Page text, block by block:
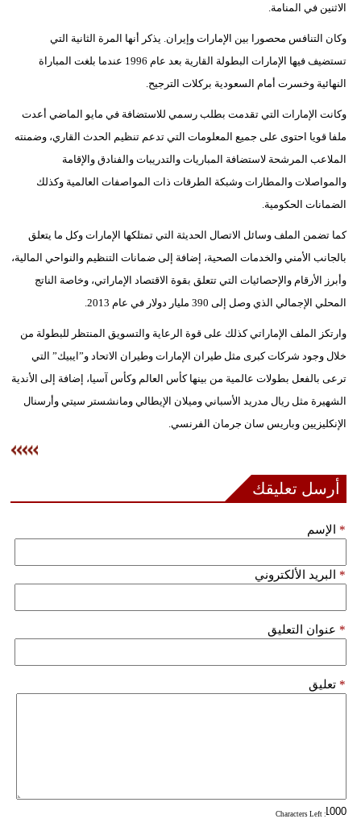
فيديو
الاثنين في المنامة.
وكان التنافس محصورا بين الإمارات وإيران. يذكر أنها المرة الثانية التي
تستضيف فيها الإمارات البطولة القارية بعد عام 1996 عندما بلغت المباراة
النهائية وخسرت أمام السعودية بركلات الترجيح.
وكانت الإمارات التي تقدمت بطلب رسمي للاستضافة في مايو الماضي أعدت
ملفا قويا احتوى على جميع المعلومات التي تدعم تنظيم الحدث القاري، وضمنته
الملاعب المرشحة لاستضافة المباريات والتدريبات والفنادق والإقامة
والمواصلات والمطارات وشبكة الطرقات ذات المواصفات العالمية وكذلك
الضمانات الحكومية.
كما تضمن الملف وسائل الاتصال الحديثة التي تمتلكها الإمارات وكل ما يتعلق
بالجانب الأمني والخدمات الصحية، إضافة إلى ضمانات التنظيم والنواحي المالية،
وأبرز الأرقام والإحصائيات التي تتعلق بقوة الاقتصاد الإماراتي، وخاصة الناتج
المحلي الإجمالي الذي وصل إلى 390 مليار دولار في عام 2013.
وارتكز الملف الإماراتي كذلك على قوة الرعاية والتسويق المنتظر للبطولة من
خلال وجود شركات كبرى مثل طيران الإمارات وطيران الاتحاد و”ايبيك” التي
ترعى بالفعل بطولات عالمية من بينها كأس العالم وكأس آسيا، إضافة إلى الأندية
الشهيرة مثل ريال مدريد الأسباني وميلان الإيطالي ومانشستر سيتي وأرسنال
الإنكليزيين وباريس سان جرمان الفرنسي.
أرسل تعليقك
الإسم *
البريد الألكتروني *
عنوان التعليق *
تعليق *
: Characters Left